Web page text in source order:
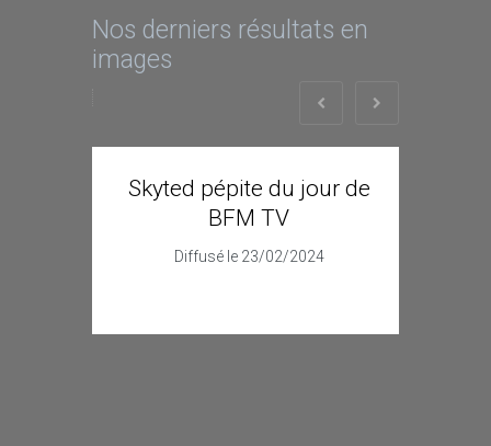
Nos derniers résultats en
images
Skyted pépite du jour de
BFM TV
Diffusé le 23/02/2024